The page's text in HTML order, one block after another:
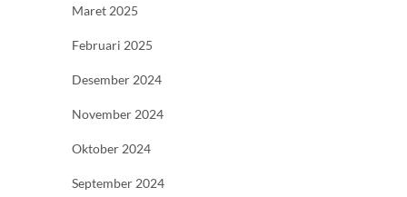
Maret 2025
Februari 2025
Desember 2024
November 2024
Oktober 2024
September 2024